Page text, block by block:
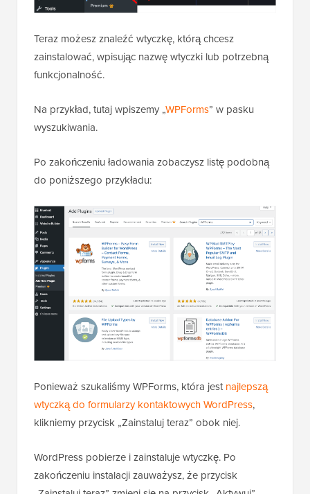
Teraz możesz znaleźć wtyczkę, którą chcesz
zainstalować, wpisując nazwę wtyczki lub potrzebną
funkcjonalność.
Na przykład, tutaj wpiszemy „WPForms” w pasku
wyszukiwania.
Po zakończeniu ładowania zobaczysz listę podobną
do poniższego przykładu:
Ponieważ szukaliśmy WPForms, która jestnajlepszą
wtyczką do formularzy kontaktowych WordPress,
klikniemy przycisk „Zainstaluj teraz” obok niej.
WordPress pobierze i zainstaluje wtyczkę. Po
zakończeniu instalacji zauważysz, że przycisk